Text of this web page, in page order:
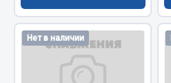
Весь раздел
Нет в наличии